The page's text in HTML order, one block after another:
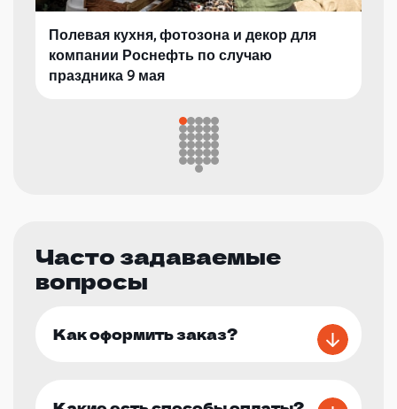
Полевая кухня, фотозона и декор для
компании Роснефть по случаю
праздника 9 мая
Часто задаваемые
вопросы
Как оформить заказ?